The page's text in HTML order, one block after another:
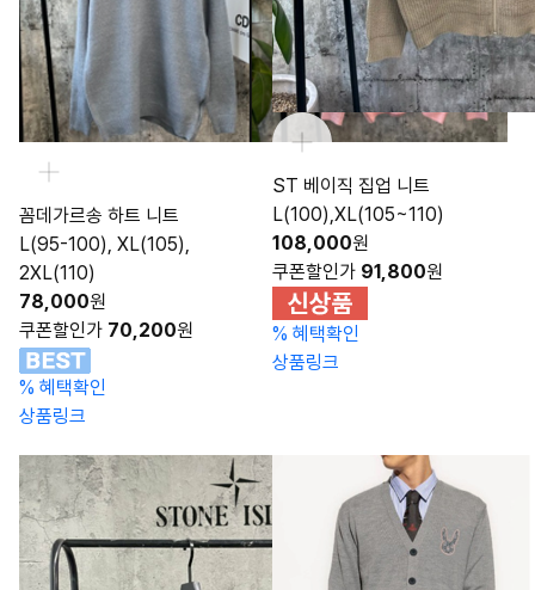
꼼데가르송 하트 니트
L(95-100), XL(105),
2XL(110)
78,000원
쿠폰할인가 70,200원
% 혜택확인
상품링크
ST 베이직 집업 니트
L(100),XL(105~110)
108,000원
쿠폰할인가 91,800원
% 혜택확인
상품링크